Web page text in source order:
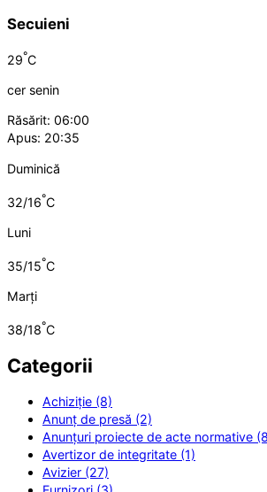
Secuieni
29°C
cer senin
Răsărit: 06:00
Apus: 20:35
Duminică
32/16°C
Luni
35/15°C
Marți
38/18°C
Categorii
Achiziție (8)
Anunț de presă (2)
Anunțuri proiecte de acte normative
Avertizor de integritate (1)
Avizier (27)